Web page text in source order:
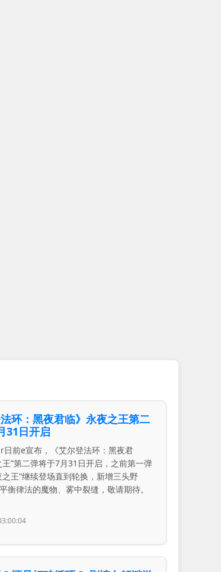
法环：黑夜君临》永夜之王第二
31日开启
前e宣布，《艾尔登法环：黑夜君
王”第二弹将于7月31日开启，之前第一弹
之王”继续登场直到轮换，新增三头野
衡律法的魔物、雾中裂缝，敬请期待。